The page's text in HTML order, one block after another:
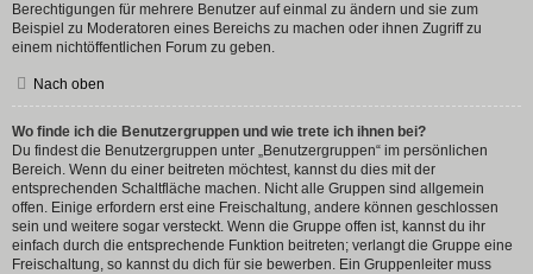
Berechtigungen für mehrere Benutzer auf einmal zu ändern und sie zum
Beispiel zu Moderatoren eines Bereichs zu machen oder ihnen Zugriff zu
einem nichtöffentlichen Forum zu geben.
Nach oben
Wo finde ich die Benutzergruppen und wie trete ich ihnen bei?
Du findest die Benutzergruppen unter „Benutzergruppen“ im persönlichen
Bereich. Wenn du einer beitreten möchtest, kannst du dies mit der
entsprechenden Schaltfläche machen. Nicht alle Gruppen sind allgemein
offen. Einige erfordern erst eine Freischaltung, andere können geschlossen
sein und weitere sogar versteckt. Wenn die Gruppe offen ist, kannst du ihr
einfach durch die entsprechende Funktion beitreten; verlangt die Gruppe eine
Freischaltung, so kannst du dich für sie bewerben. Ein Gruppenleiter muss